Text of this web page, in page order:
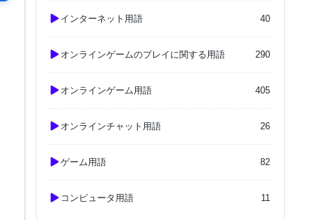
インターネット用語 40
オンラインゲームのプレイに関する用語 290
オンラインゲーム用語 405
オンラインチャット用語 26
ゲーム用語 82
コンピュータ用語 11